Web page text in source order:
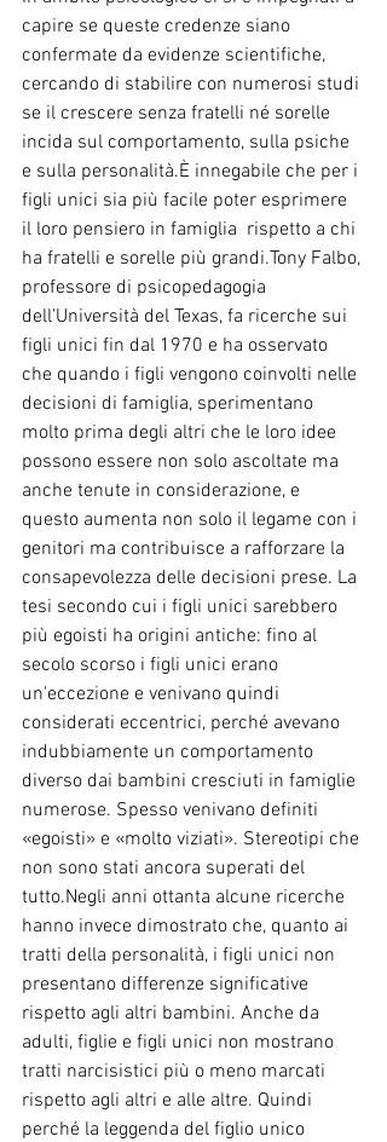
capire se queste credenze siano
confermate da evidenze scientifiche,
cercando di stabilire con numerosi studi
se il crescere senza fratelli né sorelle
incida sul comportamento, sulla psiche
e sulla personalità.È innegabile che per i
figli unici sia più facile poter esprimere
il loro pensiero in famiglia  rispetto a chi
ha fratelli e sorelle più grandi.Tony Falbo,
professore di psicopedagogia
dell’Università del Texas, fa ricerche sui
figli unici fin dal 1970 e ha osservato
che quando i figli vengono coinvolti nelle
decisioni di famiglia, sperimentano
molto prima degli altri che le loro idee
possono essere non solo ascoltate ma
anche tenute in considerazione, e
questo aumenta non solo il legame con i
genitori ma contribuisce a rafforzare la
consapevolezza delle decisioni prese. La
tesi secondo cui i figli unici sarebbero
più egoisti ha origini antiche: fino al
secolo scorso i figli unici erano
un'eccezione e venivano quindi
considerati eccentrici, perché avevano
indubbiamente un comportamento
diverso dai bambini cresciuti in famiglie
numerose. Spesso venivano definiti
«egoisti» e «molto viziati». Stereotipi che
non sono stati ancora superati del
tutto.Negli anni ottanta alcune ricerche
hanno invece dimostrato che, quanto ai
tratti della personalità, i figli unici non
presentano differenze significative
rispetto agli altri bambini. Anche da
adulti, figlie e figli unici non mostrano
tratti narcisistici più o meno marcati
rispetto agli altri e alle altre. Quindi
perché la leggenda del figlio unico